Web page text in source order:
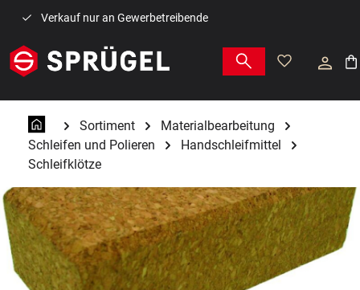
Zum Hauptinhalt springen
Verkauf nur an Gewerbetreibende
Sortiment
Materialbearbeitung
Schleifen und Polieren
Handschleifmittel
Schleifklötze